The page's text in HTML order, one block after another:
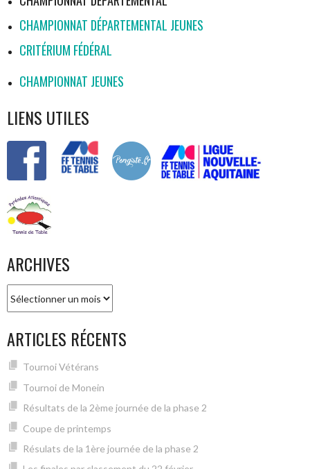
CHAMPIONNAT DÉPARTEMENTAL JEUNES
CRITÉRIUM FÉDÉRAL
CHAMPIONNAT JEUNES
LIENS UTILES
ARCHIVES
ARTICLES RÉCENTS
Tournoi Vétérans
Tournoi de Monein
Résultats de la 2ème journée de la phase 2
Coupe de printemps
Résulats de la 1ère journée de la phase 2